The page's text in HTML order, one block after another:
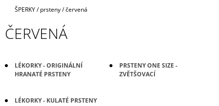
Domů
ŠPERKY/ prsteny/červená
ČERVENÁ
LÉKORKY - ORIGINÁLNÍ
HRANATÉ PRSTENY
PRSTENY ONE SIZE -
ZVĚTŠOVACÍ
LÉKORKY - KULATÉ PRSTENY
T
Ř
E
U
T